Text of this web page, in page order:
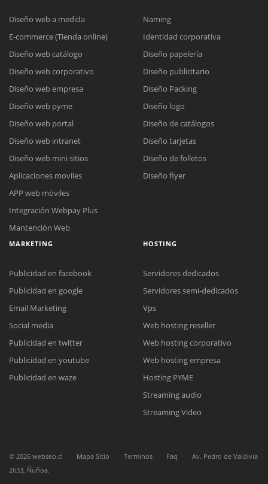
Reunión online
Nuestros ejecutivos le enviarán un correo electrónico con el enlace a
Meet para la reunión online.
Cotización
Chat Online
Todos nuestros ejecutivos están fuera de línea. Complete el formulario
Diseño web a medida
E-commerce (Tienda online)
Diseño web catálogo
Diseño web corporativo
Diseño web empresa
Diseño web pyme
Diseño web portal
Diseño web intranet
Diseño web mini sitios
Aplicaciones moviles
APP web móviles
Integración Webpay Plus
Mantención Web
Naming
Identidad corporativa
Diseño papelería
Diseño publicitario
Diseño Packing
Diseño logo
Diseño de catálogos
Diseño tarjetas
Diseño de folletos
Diseño flyer
MARKETING
Publicidad en facebook
Publicidad en google
Email Marketing
Social media
Publicidad en twitter
Publicidad en youtube
Publicidad en waze
HOSTING
Servidores dedicados
Servidores semi-dedicados
Vps
Web hosting reseller
Web hosting corporativo
Web hosting empresa
Hosting PYME
Streaming audio
Streaming Video
© 2026 webseo.cl Mapa Sitio Terminos Faq
Av. Pedro de Valdivia
2633, Ñuñoa.